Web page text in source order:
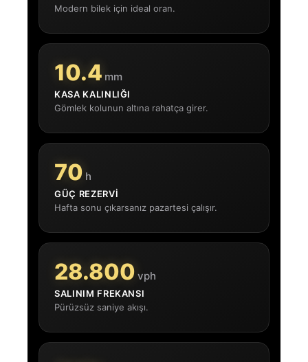
Modern bilek için ideal oran.
10.4 mm
KASA KALINLIĞI
Gömlek kolunun altına rahatça girer.
70 h
GÜÇ REZERVI
Hafta sonu çıkarsanız pazartesi çalışır.
28.800 vph
SALINIM FREKANSI
Pürüzsüz saniye akışı.